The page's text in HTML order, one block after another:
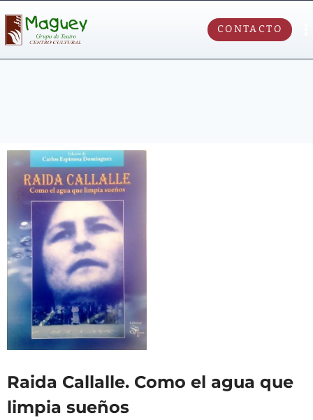
CONTACTO
Raida Callalle. Como el agua que
limpia sueños